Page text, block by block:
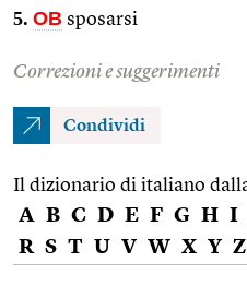
5. OB sposarsi
Correzioni e suggerimenti
Condividi
Il dizionario di italiano
A B C D E F G H I
R S T U V W X Y Z